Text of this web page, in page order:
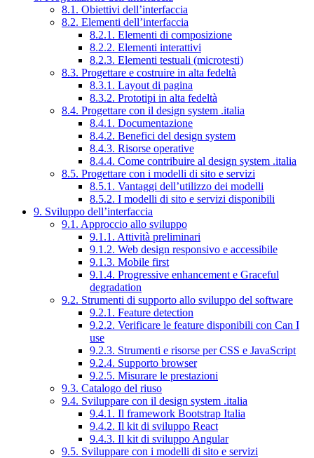
8.1. Obiettivi dell’interfaccia
8.2. Elementi dell’interfaccia
8.2.1. Elementi di composizione
8.2.2. Elementi interattivi
8.2.3. Elementi testuali (microtesti)
8.3. Progettare e costruire in alta fedeltà
8.3.1. Layout di pagina
8.3.2. Prototipi in alta fedeltà
8.4. Progettare con il design system .italia
8.4.1. Documentazione
8.4.2. Benefici del design system
8.4.3. Risorse operative
8.4.4. Come contribuire al design system .italia
8.5. Progettare con i modelli di sito e servizi
8.5.1. Vantaggi dell’utilizzo dei modelli
8.5.2. I modelli di sito e servizi disponibili
9. Sviluppo dell’interfaccia
9.1. Approccio allo sviluppo
9.1.1. Attività preliminari
9.1.2. Web design responsivo e accessibile
9.1.3. Mobile first
9.1.4. Progressive enhancement e Graceful
degradation
9.2. Strumenti di supporto allo sviluppo del software
9.2.1. Feature detection
9.2.2. Verificare le feature disponibili con Can I
use
9.2.3. Strumenti e risorse per CSS e JavaScript
9.2.4. Supporto browser
9.2.5. Misurare le prestazioni
9.3. Catalogo del riuso
9.4. Sviluppare con il design system .italia
9.4.1. Il framework Bootstrap Italia
9.4.2. Il kit di sviluppo React
9.4.3. Il kit di sviluppo Angular
9.5. Sviluppare con i modelli di sito e servizi